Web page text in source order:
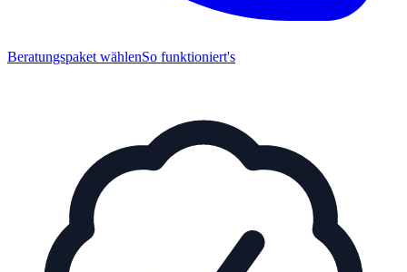
Beratungspaket wählenSo funktioniert's